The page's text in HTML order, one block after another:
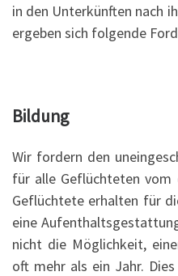
in den Unterkünften nach
ergeben sich folgende
Bildung
Wir fordern den
für alle Geflüchteten vom
Geflüchtete erhalten für
eine
nicht die Möglichkeit,
oft mehr als ein Jahr.